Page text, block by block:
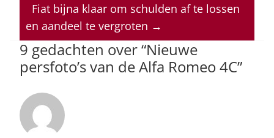
p
p
o
o
k
n s
Fiat bijna klaar om schulden af te lossen
en aandeel te vergroten →
9 gedachten over “Nieuwe
persfoto’s van de Alfa Romeo 4C”